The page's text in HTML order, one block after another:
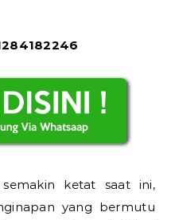
ketat saat ini,
yang bermutu